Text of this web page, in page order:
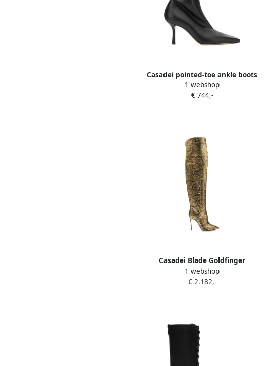
Casadei pointed-toe ankle boots
Zwart
1 webshop
€ 744,-
Casadei Blade Goldfinger
Corsario overknee laarzen Goud
1 webshop
€ 2.182,-